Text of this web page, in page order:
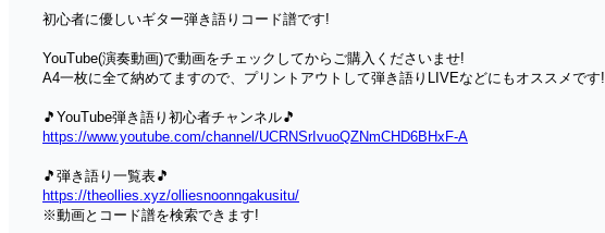
初心者に優しいギター弾き語りコード譜です!
YouTube(演奏動画)で動画をチェックしてからご購入くださいませ!
A4一枚に全て納めてますので、プリントアウトして弾き語りLIVEなどにもオススメです!
🎵YouTube弾き語り初心者チャンネル🎵
https://www.youtube.com/channel/UCRNSrIvuoQZNmCHD6BHxF-A
🎵弾き語り一覧表🎵
https://theollies.xyz/olliesnoonngakusitu/
※動画とコード譜を検索できます!